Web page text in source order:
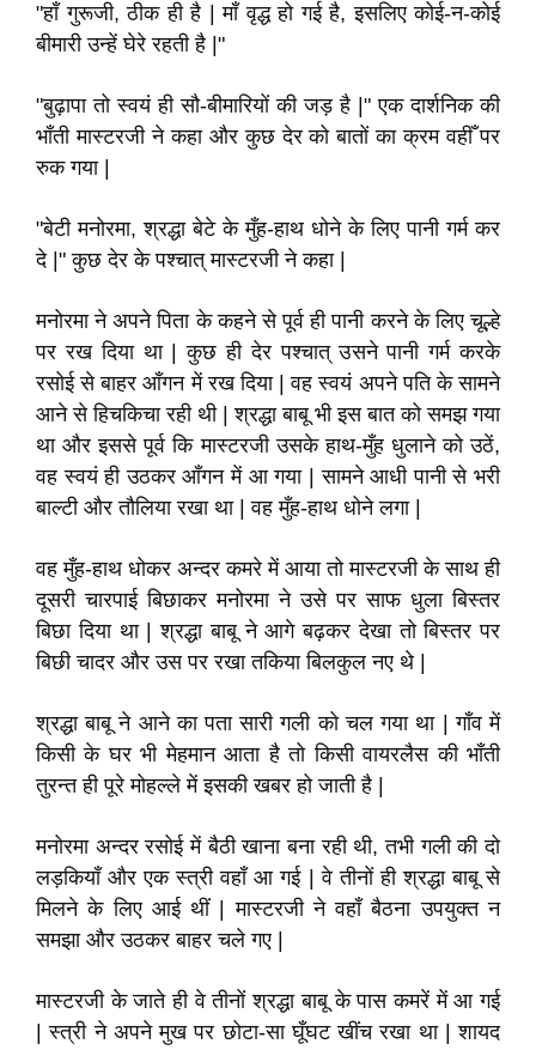
"हाँ गुरूजी, ठीक ही है | माँ वृद्ध हो गई है, इसलिए कोई-न-कोई
बीमारी उन्हें घेरे रहती है |"
"बुढ़ापा तो स्वयं ही सौ-बीमारियों की जड़ है |" एक दार्शनिक की
भाँती मास्टरजी ने कहा और कुछ देर को बातों का क्रम वहीँ पर
रुक गया |
"बेटी मनोरमा, श्रद्धा बेटे के मुँह-हाथ धोने के लिए पानी गर्म कर
दे |" कुछ देर के पश्चात् मास्टरजी ने कहा |
मनोरमा ने अपने पिता के कहने से पूर्व ही पानी करने के लिए चूल्हे
पर रख दिया था | कुछ ही देर पश्चात् उसने पानी गर्म करके
रसोई से बाहर आँगन में रख दिया | वह स्वयं अपने पति के सामने
आने से हिचकिचा रही थी | श्रद्धा बाबू भी इस बात को समझ गया
था और इससे पूर्व कि मास्टरजी उसके हाथ-मुँह धुलाने को उठें,
वह स्वयं ही उठकर आँगन में आ गया | सामने आधी पानी से भरी
बाल्टी और तौलिया रखा था | वह मुँह-हाथ धोने लगा |
वह मुँह-हाथ धोकर अन्दर कमरे में आया तो मास्टरजी के साथ ही
दूसरी चारपाई बिछाकर मनोरमा ने उसे पर साफ धुला बिस्तर
बिछा दिया था | श्रद्धा बाबू ने आगे बढ़कर देखा तो बिस्तर पर
बिछी चादर और उस पर रखा तकिया बिलकुल नए थे |
श्रद्धा बाबू ने आने का पता सारी गली को चल गया था | गाँव में
किसी के घर भी मेहमान आता है तो किसी वायरलैस की भाँती
तुरन्त ही पूरे मोहल्ले में इसकी खबर हो जाती है |
मनोरमा अन्दर रसोई में बैठी खाना बना रही थी, तभी गली की दो
लड़कियाँ और एक स्त्री वहाँ आ गई | वे तीनों ही श्रद्धा बाबू से
मिलने के लिए आई थीं | मास्टरजी ने वहाँ बैठना उपयुक्त न
समझा और उठकर बाहर चले गए |
मास्टरजी के जाते ही वे तीनों श्रद्धा बाबू के पास कमरें में आ गई
| स्त्री ने अपने मुख पर छोटा-सा घूँघट खींच रखा था | शायद